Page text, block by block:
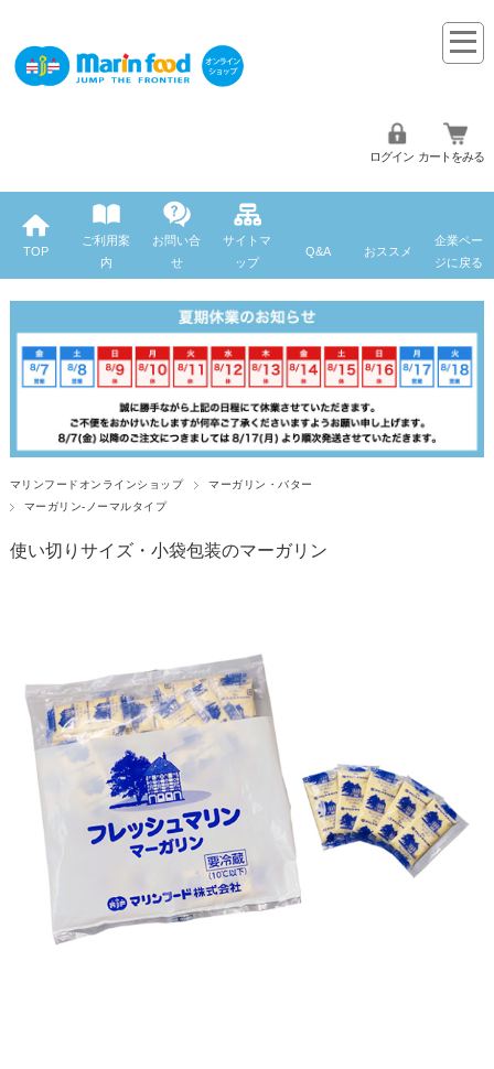
ログイン カートをみる
TOP
ご利用案
内
お問い合
せ
サイトマ
ップ
Q&A おススメ
企業ペー
ジに戻る
マリンフードオンラインショップ
マーガリン・バター
マーガリン-ノーマルタイプ
使い切りサイズ・小袋包装のマーガリン